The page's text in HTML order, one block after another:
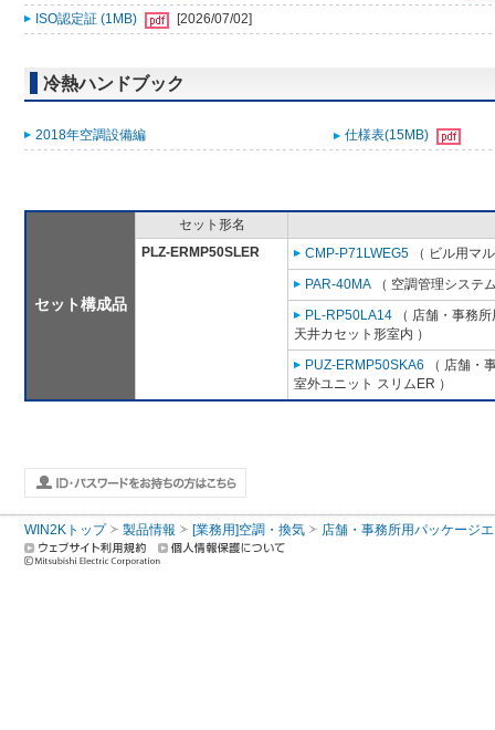
ISO認定証 (1MB)
[2026/07/02]
冷熱ハンドブック
2018年空調設備編 仕様表(15MB)
セット構成品
セット形名
PLZ-ERMP50SLER
CMP-P71LWEG5 （ ビル用マ
PAR-40MA （ 空調管理システ
PL-RP50LA14 （ 店舗・事務
天井カセット形室内 ）
PUZ-ERMP50SKA6 （ 店舗・
室外ユニット スリムER ）
WIN2Kトップ 製品情報 [業務用]空調・換気 店舗・事務所用パッケージ